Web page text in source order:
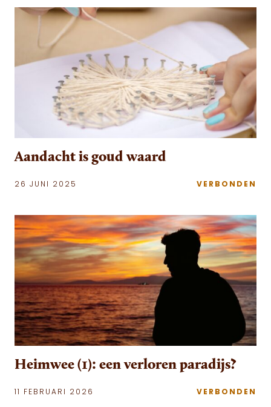
Aandacht is goud waard
26 JUNI 2025 VERBONDEN
Heimwee (1): een verloren paradijs?
11 FEBRUARI 2026 VERBONDEN